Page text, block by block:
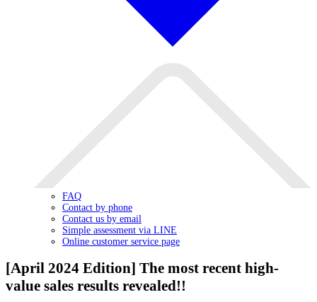
FAQ
Contact by phone
Contact us by email
Simple assessment via LINE
Online customer service page
[April 2024 Edition] The most recent high-
value sales results revealed!!